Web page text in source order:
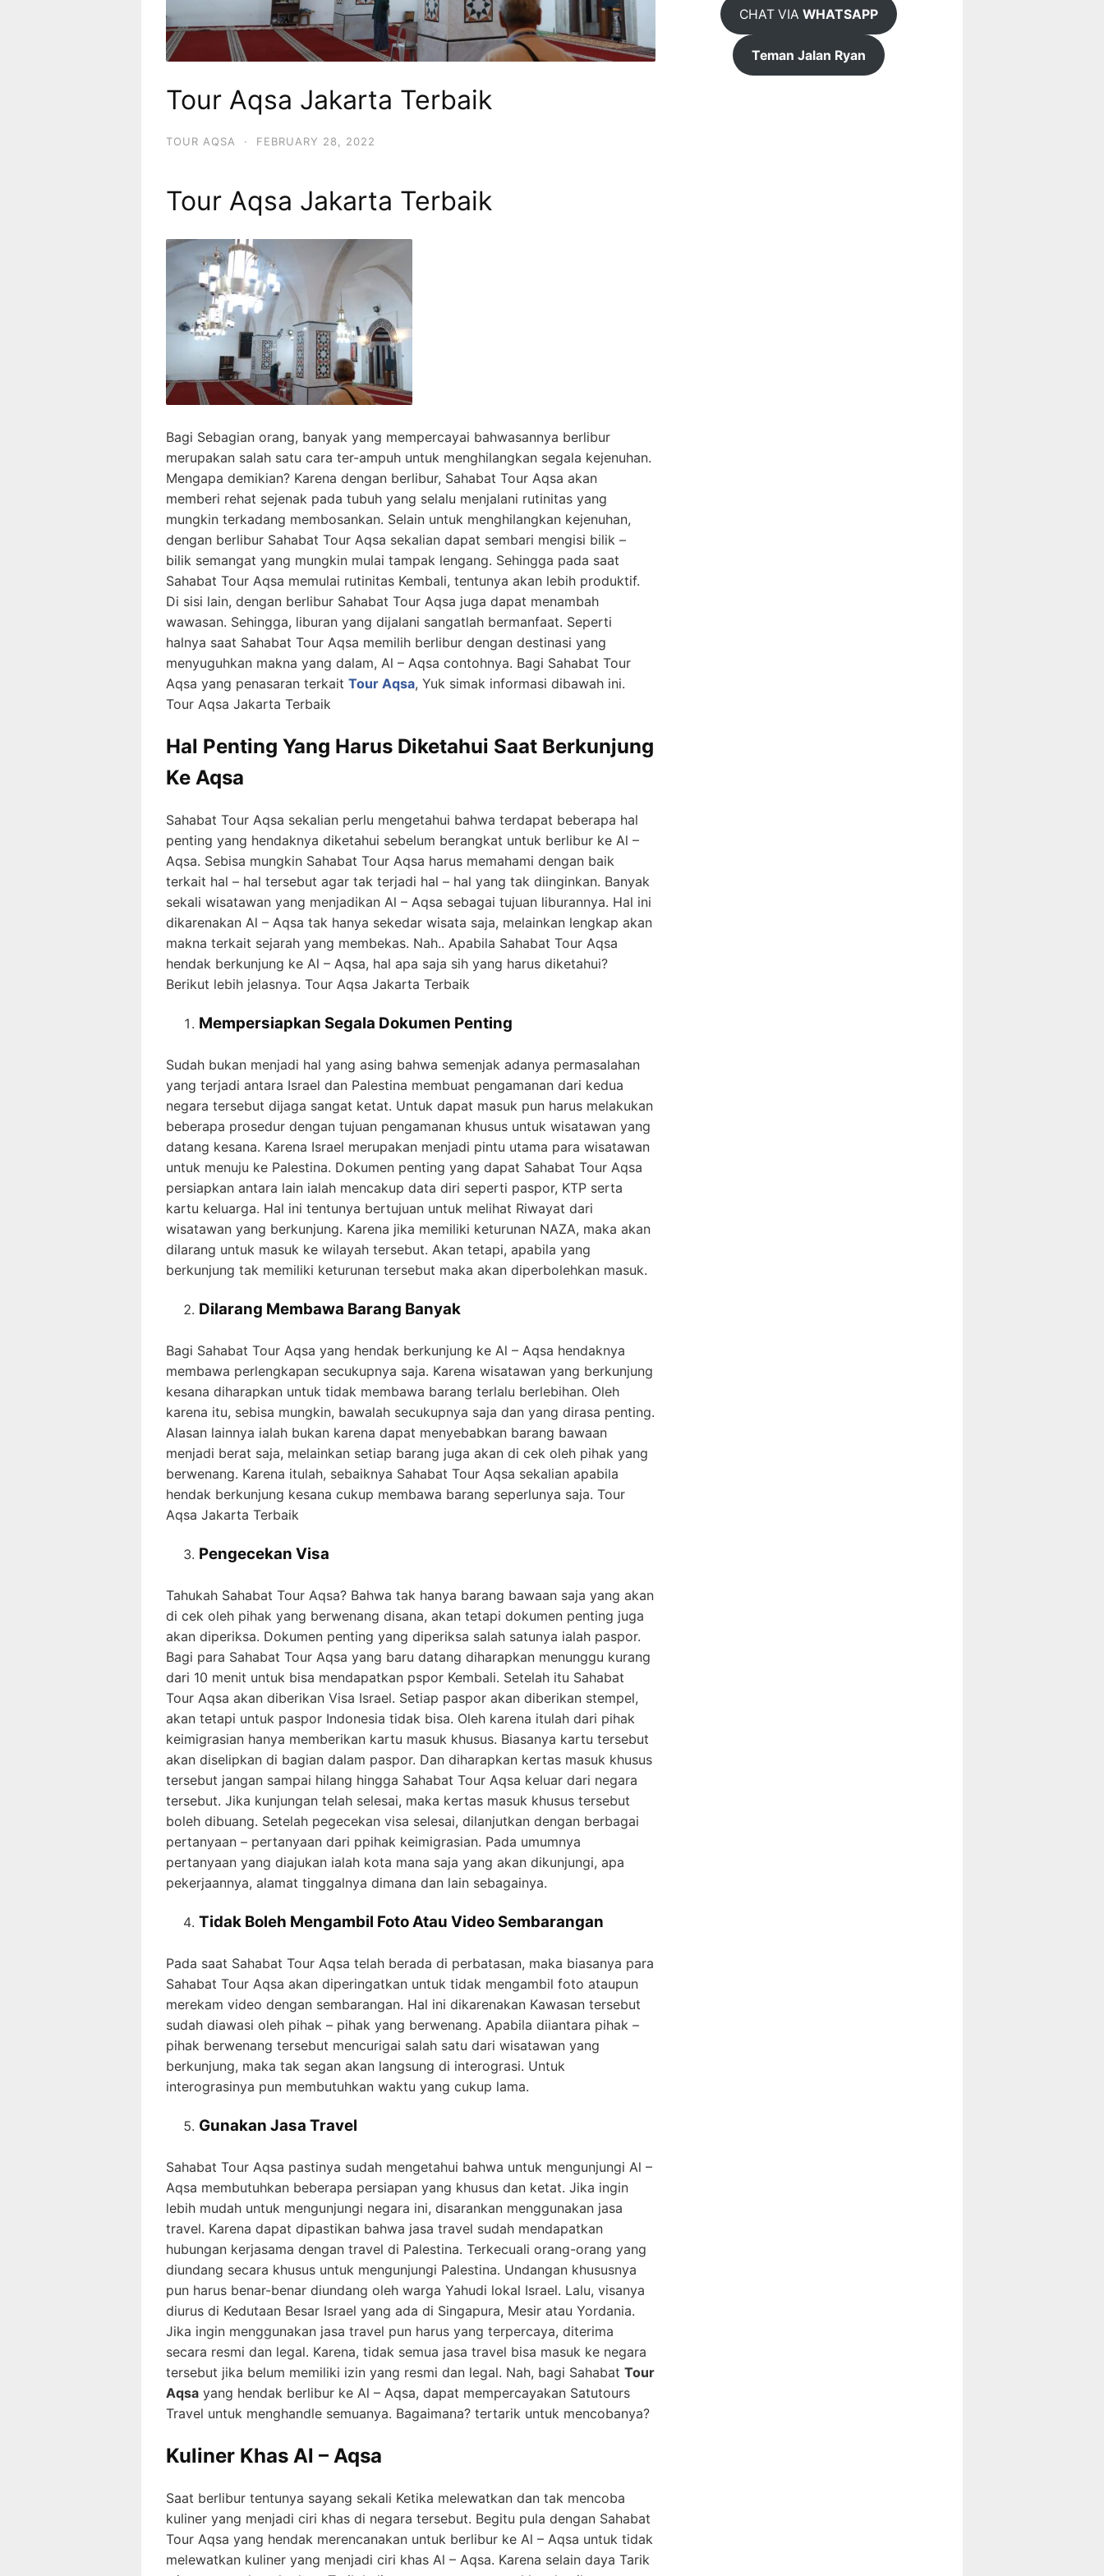
Tour Aqsa Jakarta Terbaik
TOUR AQSA · FEBRUARY 28, 2022
Tour Aqsa Jakarta Terbaik
Bagi Sebagian orang, banyak yang mempercayai bahwasannya berlibur
merupakan salah satu cara ter-ampuh untuk menghilangkan segala kejenuhan.
Mengapa demikian? Karena dengan berlibur, Sahabat Tour Aqsa akan
memberi rehat sejenak pada tubuh yang selalu menjalani rutinitas yang
mungkin terkadang membosankan. Selain untuk menghilangkan kejenuhan,
dengan berlibur Sahabat Tour Aqsa sekalian dapat sembari mengisi bilik –
bilik semangat yang mungkin mulai tampak lengang. Sehingga pada saat
Sahabat Tour Aqsa memulai rutinitas Kembali, tentunya akan lebih produktif.
Di sisi lain, dengan berlibur Sahabat Tour Aqsa juga dapat menambah
wawasan. Sehingga, liburan yang dijalani sangatlah bermanfaat. Seperti
halnya saat Sahabat Tour Aqsa memilih berlibur dengan destinasi yang
menyuguhkan makna yang dalam, Al – Aqsa contohnya. Bagi Sahabat Tour
Aqsa yang penasaran terkait Tour Aqsa, Yuk simak informasi dibawah ini.
Tour Aqsa Jakarta Terbaik
Hal Penting Yang Harus Diketahui Saat Berkunjung
Ke Aqsa
Sahabat Tour Aqsa sekalian perlu mengetahui bahwa terdapat beberapa hal
penting yang hendaknya diketahui sebelum berangkat untuk berlibur ke Al –
Aqsa. Sebisa mungkin Sahabat Tour Aqsa harus memahami dengan baik
terkait hal – hal tersebut agar tak terjadi hal – hal yang tak diinginkan. Banyak
sekali wisatawan yang menjadikan Al – Aqsa sebagai tujuan liburannya. Hal ini
dikarenakan Al – Aqsa tak hanya sekedar wisata saja, melainkan lengkap akan
makna terkait sejarah yang membekas. Nah.. Apabila Sahabat Tour Aqsa
hendak berkunjung ke Al – Aqsa, hal apa saja sih yang harus diketahui?
Berikut lebih jelasnya. Tour Aqsa Jakarta Terbaik
Mempersiapkan Segala Dokumen Penting
Sudah bukan menjadi hal yang asing bahwa semenjak adanya permasalahan
yang terjadi antara Israel dan Palestina membuat pengamanan dari kedua
negara tersebut dijaga sangat ketat. Untuk dapat masuk pun harus melakukan
beberapa prosedur dengan tujuan pengamanan khusus untuk wisatawan yang
datang kesana. Karena Israel merupakan menjadi pintu utama para wisatawan
untuk menuju ke Palestina. Dokumen penting yang dapat Sahabat Tour Aqsa
persiapkan antara lain ialah mencakup data diri seperti paspor, KTP serta
kartu keluarga. Hal ini tentunya bertujuan untuk melihat Riwayat dari
wisatawan yang berkunjung. Karena jika memiliki keturunan NAZA, maka akan
dilarang untuk masuk ke wilayah tersebut. Akan tetapi, apabila yang
berkunjung tak memiliki keturunan tersebut maka akan diperbolehkan masuk.
Dilarang Membawa Barang Banyak
Bagi Sahabat Tour Aqsa yang hendak berkunjung ke Al – Aqsa hendaknya
membawa perlengkapan secukupnya saja. Karena wisatawan yang berkunjung
kesana diharapkan untuk tidak membawa barang terlalu berlebihan. Oleh
karena itu, sebisa mungkin, bawalah secukupnya saja dan yang dirasa penting.
Alasan lainnya ialah bukan karena dapat menyebabkan barang bawaan
menjadi berat saja, melainkan setiap barang juga akan di cek oleh pihak yang
berwenang. Karena itulah, sebaiknya Sahabat Tour Aqsa sekalian apabila
hendak berkunjung kesana cukup membawa barang seperlunya saja. Tour
Aqsa Jakarta Terbaik
Pengecekan Visa
Tahukah Sahabat Tour Aqsa? Bahwa tak hanya barang bawaan saja yang akan
di cek oleh pihak yang berwenang disana, akan tetapi dokumen penting juga
akan diperiksa. Dokumen penting yang diperiksa salah satunya ialah paspor.
Bagi para Sahabat Tour Aqsa yang baru datang diharapkan menunggu kurang
dari 10 menit untuk bisa mendapatkan pspor Kembali. Setelah itu Sahabat
Tour Aqsa akan diberikan Visa Israel. Setiap paspor akan diberikan stempel,
akan tetapi untuk paspor Indonesia tidak bisa. Oleh karena itulah dari pihak
keimigrasian hanya memberikan kartu masuk khusus. Biasanya kartu tersebut
akan diselipkan di bagian dalam paspor. Dan diharapkan kertas masuk khusus
tersebut jangan sampai hilang hingga Sahabat Tour Aqsa keluar dari negara
tersebut. Jika kunjungan telah selesai, maka kertas masuk khusus tersebut
boleh dibuang. Setelah pegecekan visa selesai, dilanjutkan dengan berbagai
pertanyaan – pertanyaan dari ppihak keimigrasian. Pada umumnya
pertanyaan yang diajukan ialah kota mana saja yang akan dikunjungi, apa
pekerjaannya, alamat tinggalnya dimana dan lain sebagainya.
Tidak Boleh Mengambil Foto Atau Video Sembarangan
Pada saat Sahabat Tour Aqsa telah berada di perbatasan, maka biasanya para
Sahabat Tour Aqsa akan diperingatkan untuk tidak mengambil foto ataupun
merekam video dengan sembarangan. Hal ini dikarenakan Kawasan tersebut
sudah diawasi oleh pihak – pihak yang berwenang. Apabila diiantara pihak –
pihak berwenang tersebut mencurigai salah satu dari wisatawan yang
berkunjung, maka tak segan akan langsung di interograsi. Untuk
interograsinya pun membutuhkan waktu yang cukup lama.
Gunakan Jasa Travel
Sahabat Tour Aqsa pastinya sudah mengetahui bahwa untuk mengunjungi Al –
Aqsa membutuhkan beberapa persiapan yang khusus dan ketat. Jika ingin
lebih mudah untuk mengunjungi negara ini, disarankan menggunakan jasa
travel. Karena dapat dipastikan bahwa jasa travel sudah mendapatkan
hubungan kerjasama dengan travel di Palestina. Terkecuali orang-orang yang
diundang secara khusus untuk mengunjungi Palestina. Undangan khususnya
pun harus benar-benar diundang oleh warga Yahudi lokal Israel. Lalu, visanya
diurus di Kedutaan Besar Israel yang ada di Singapura, Mesir atau Yordania.
Jika ingin menggunakan jasa travel pun harus yang terpercaya, diterima
secara resmi dan legal. Karena, tidak semua jasa travel bisa masuk ke negara
tersebut jika belum memiliki izin yang resmi dan legal. Nah, bagi Sahabat Tour
Aqsa yang hendak berlibur ke Al – Aqsa, dapat mempercayakan Satutours
Travel untuk menghandle semuanya. Bagaimana? tertarik untuk mencobanya?
Kuliner Khas Al – Aqsa
Saat berlibur tentunya sayang sekali Ketika melewatkan dan tak mencoba
kuliner yang menjadi ciri khas di negara tersebut. Begitu pula dengan Sahabat
Tour Aqsa yang hendak merencanakan untuk berlibur ke Al – Aqsa untuk tidak
melewatkan kuliner yang menjadi ciri khas Al – Aqsa. Karena selain daya Tarik
CHAT VIAWHATSAPP
Teman Jalan Ryan